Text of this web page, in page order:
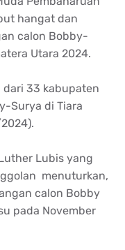
hangat dan
calon Bobby-
Utara 2024.
dari 33 kabupaten
Surya di Tiara
Lubis yang
menuturkan,
calon Bobby
pada November